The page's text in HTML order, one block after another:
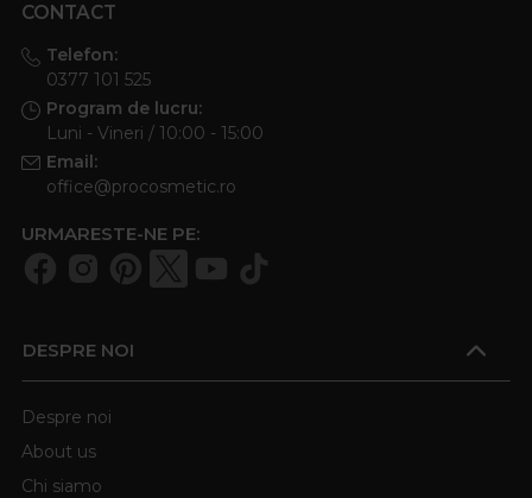
CONTACT
Telefon:
0377 101 525
Program de lucru:
Luni - Vineri / 10:00 - 15:00
Email:
office@procosmetic.ro
URMARESTE-NE PE:
DESPRE NOI
Despre noi
About us
Chi siamo